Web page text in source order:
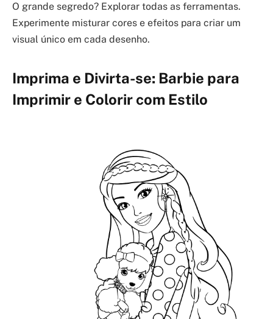
O grande segredo? Explorar todas as ferramentas.
Experimente misturar cores e efeitos para criar um
visual único em cada desenho.
Imprima e Divirta-se: Barbie para
Imprimir e Colorir com Estilo